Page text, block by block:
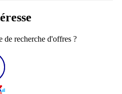
de recherche d'offres ?